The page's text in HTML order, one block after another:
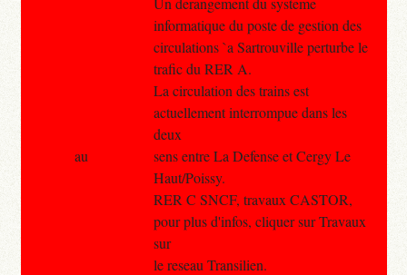
informatique du poste de gestion des
circulations `a Sartrouville perturbe le
trafic du RER A.
La circulation des trains est
actuellement interrompue dans les
deux
sens entre La Defense et Cergy Le
Haut/Poissy.
RER C SNCF, travaux CASTOR,
pour plus d'infos, cliquer sur Travaux
sur
le reseau Transilien.
au